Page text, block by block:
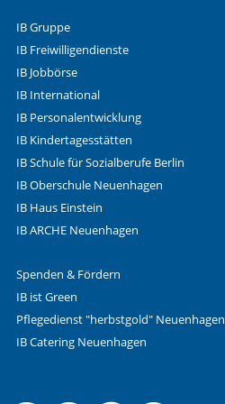
IB Gruppe
IB Freiwilligendienste
IB Jobbörse
IB International
IB Personalentwicklung
IB Kindertagesstätten
IB Schule für Sozialberufe Berlin
IB Oberschule Neuenhagen
IB Haus Einstein
IB ARCHE Neuenhagen
Spenden & Fördern
IB ist Green
Pflegedienst "herbstgold" Neuenhagen
IB Catering Neuenhagen